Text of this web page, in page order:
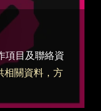
項目及聯絡資
相關資料，方